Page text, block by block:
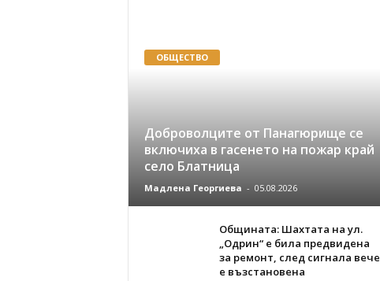
ОБЩЕСТВО
Доброволците от Панагюрище се
включиха в гасенето на пожар край
село Блатница
Мадлена Георгиева - 05.08.2026
Общината: Шахтата на ул.
„Одрин“ е била предвидена
за ремонт, след сигнала вече
е възстановена